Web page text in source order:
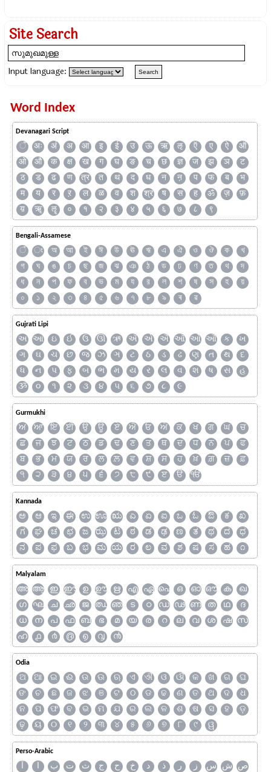
Site Search
Input language:
Word Index
Devanagari Script
ँ अः अं अ आ इ ई उ ऊ ऋ ऌ ऍ ए ऐ
ऑ
ओ
औ क क्ष ख ग घ ङ च छ ज्ञ ज झ ञ
ट
ठ
ड ढ ण त्र त थ द ध न ऩ प फ ब
भ
म
य र ऱ ल ळ व श श्र ष स ह ॐ ज़
फ़
य़
ॠ ॡ ० १ २ ३ ४ ५ ६ ७ ८ ९
Bengali-Assamese
ঁ ং অ আ ই ঈ উ ঊ ঋ এ ঐ ও ঔ ক
খ
গ
ঘ ঙ চ ছ জ ঝ ঞ ঠ ড ঢ ণ ত থ
দ
ধ
ন প ফ ব ভ ম য র ল শ ষ স হ
য়
০
১ ২ ৩ ৪ ৫ ৬ ৭ ৮ ৯ ৰ ৱ
Gujrati Lipi
અ આ ઇ ઈ ઉ ઊ ઋ ઍ એ ઐ ઑ ઓ ઔ ક
ખ
ગ
ઘ ચ છ જ ઝ ઞ ટ ઠ ડ ઢ ણ ત થ
દ
ધ
ન પ ફ બ ભ મ ય ર લ વ શ ષ સ
હ
ૐ
૦ ૧ ૨ ૩ ૪ ૫ ૬ ૭ ૮ ૯
Gurmukhi
ਅ ਆ ਇ ਈ ਉ ਊ ਏ ਐ ਓ ਔ ਕ ਖ ਗ ਘ
ਚ
ਛ
ਜ ਝ ਟ ਠ ਡ ਢ ਣ ਤ ਥ ਦ ਧ ਨ ਪ
ਫ
ਬ
ਭ ਮ ਯ ਰ ਲ ਲ਼ ਵ ਸ਼ ਸ ਹ ਖ਼ ਗ਼ ਜ਼
ਫ਼
੧
੨ ੩ ੪ ੫ ੬ ੭ ੮ ੯ ੲ ੳ ੴ
Kannada
ಅ ಆ ಇ ಈ ಉ ಊ ಋ ಎ ಏ ಐ ಒ ಓ ಔ ಕ
ಖ
ಗ
ಘ ಚ ಛ ಜ ಝ ಟ ಠ ಡ ಢ ಣ ತ ಥ ದ
ಧ
ನ
ಪ ಫ ಬ ಭ ಮ ಯ ರ ಲ ವ ಶ ಷ ಸ ಹ ೧
Malyalam
അ ആ ഇ ഈ ഉ ഊ ഋ എ ഏ ഐ ഒ ഓ ഔ ക
ഖ
ഗ
ഘ ച ഛ ജ ഝ ഞ ട ഠ ഡ ഢ ണ ത ഥ
ദ
ധ
ന പ ഫ ബ ഭ മ യ ര റ ല വ ശ ഷ
സ
ഹ
൧ ൪ ൫ ൭ ൮ ൯
Odia
ଅ ଆ ଇ ଈ ଉ ଊ ଋ ଏ ଐ ଓ ଔ କ ଖ ଗ
ଘ
ଙ
ଚ ଛ ଜ ଝ ଞ ଟ ଠ ଡ ଢ ଣ ତ ଥ ଦ
ଧ
ନ
ପ ଫ ବ ଭ ମ ଯ ର ଲ ଳ ଶ ଷ ସ ହ
ଡ଼
ଢ଼
ୟ ୦ ୧ ୨ ୩ ୪ ୫ ୬ ୭ ୮ ୯ ୱ
Perso-Arabic
آ ا ب ت ث ج ح خ د ذ ر ز س ش ص